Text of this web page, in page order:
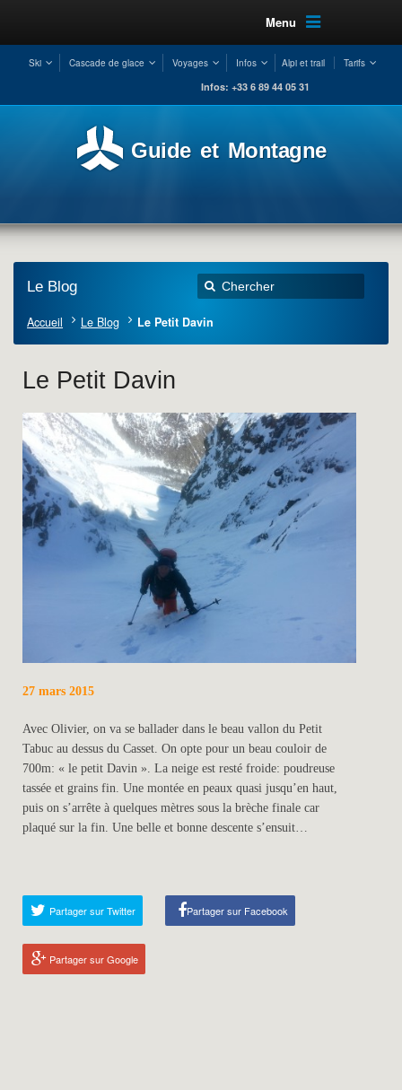
Menu
Ski Cascade de glace Voyages Infos Alpi et trail Tarifs
Infos: +33 6 89 44 05 31
Guide et Montagne
Le Blog
Accueil Le Blog Le Petit Davin
Le Petit Davin
27 mars 2015
Avec Olivier, on va se ballader dans le beau vallon du Petit
Tabuc au dessus du Casset. On opte pour un beau couloir de
700m: « le petit Davin ». La neige est resté froide: poudreuse
tassée et grains fin. Une montée en peaux quasi jusqu’en haut,
puis on s’arrête à quelques mètres sous la brèche finale car
plaqué sur la fin. Une belle et bonne descente s’ensuit…
Partager sur Twitter Partager sur Facebook
Partager sur Google